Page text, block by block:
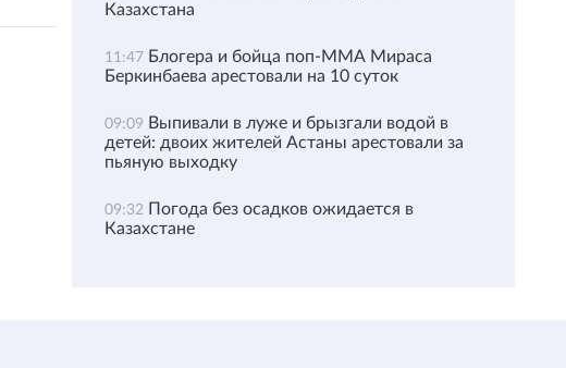
Казахстана
11:47 Блогера и бойца поп-ММА Мираса
Беркинбаева арестовали на 10 суток
09:09 Выпивали в луже и брызгали водой в
детей: двоих жителей Астаны арестовали за
пьяную выходку
09:32 Погода без осадков ожидается в
Казахстане